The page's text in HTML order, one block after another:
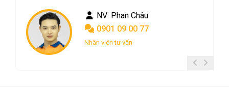
NV: Phan Châu
0901 09 00 77
Nhân viên tư vấn